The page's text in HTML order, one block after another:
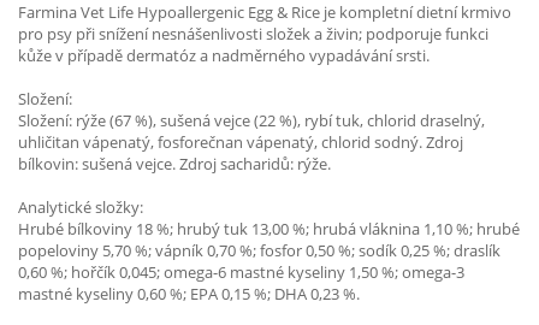
Farmina Vet Life Hypoallergenic Egg & Rice je kompletní dietní krmivo
pro psy při snížení nesnášenlivosti složek a živin; podporuje funkci
kůže v případě dermatóz a nadměrného vypadávání srsti.
Složení:
Složení: rýže (67 %), sušená vejce (22 %), rybí tuk, chlorid draselný,
uhličitan vápenatý, fosforečnan vápenatý, chlorid sodný. Zdroj
bílkovin: sušená vejce. Zdroj sacharidů: rýže.
Analytické složky:
Hrubé bílkoviny 18 %; hrubý tuk 13,00 %; hrubá vláknina 1,10 %; hrubé
popeloviny 5,70 %; vápník 0,70 %; fosfor 0,50 %; sodík 0,25 %; draslík
0,60 %; hořčík 0,045; omega-6 mastné kyseliny 1,50 %; omega-3
mastné kyseliny 0,60 %; EPA 0,15 %; DHA 0,23 %.